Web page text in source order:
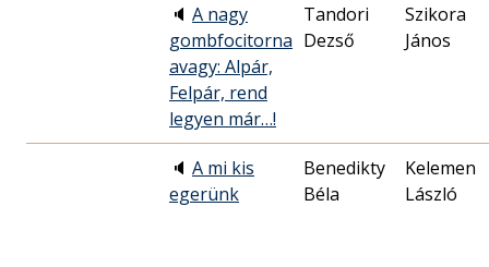
🔈 A nagy
gombfocitorna
avagy: Alpár,
Felpár, rend
legyen már…!
Tandori
Dezső
Szikora
János
🔈 A mi kis
egerünk
Benedikty
Béla
Kelemen
László